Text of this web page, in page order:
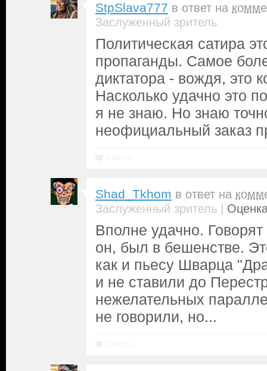
StpSlava777 в ответ на
Заслуженный зритель
Политическая сатира
пропаганды. Самое
диктатора - вождя, это
Насколько удачно это
я не знаю. Но знаю
неофициальный заказ
Shad_Tkhom в ответ на
Заслуженный зритель |
Вполне удачно.
он, был в бешенстве.
как и пьесу Шварца
и не ставили до
нежелательных
не говорили, но...